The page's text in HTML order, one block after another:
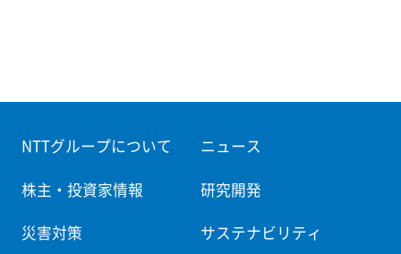
NTTグループについて ニュース
株主・投資家情報 研究開発
災害対策 サステナビリティ